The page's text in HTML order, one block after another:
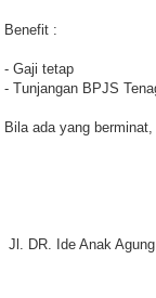
Benefit :
- Gaji tetap
- Tunjangan BPJS
Bila ada yang
Jl. DR. Ide Anak